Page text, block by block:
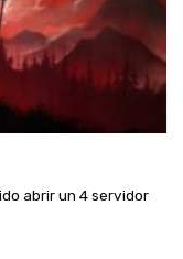
abrir un 4 servidor